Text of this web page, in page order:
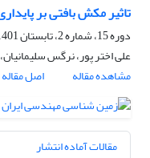
تاثیر مکش بافتی بر
دوره 15، شماره 2، تابستان 1401، صفحه
علی اختر پور، نرگس
مشاهده مقاله
اصل مقاله
مقالات آماده انتشار